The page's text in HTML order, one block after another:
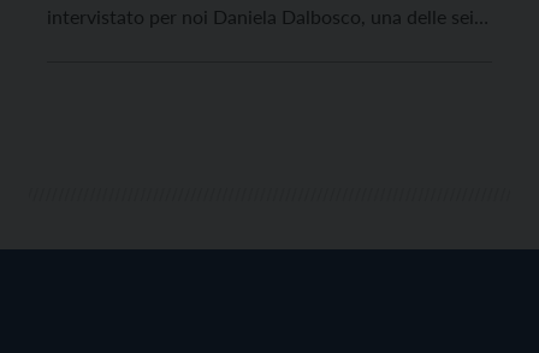
intervistato per noi Daniela Dalbosco, una delle sei